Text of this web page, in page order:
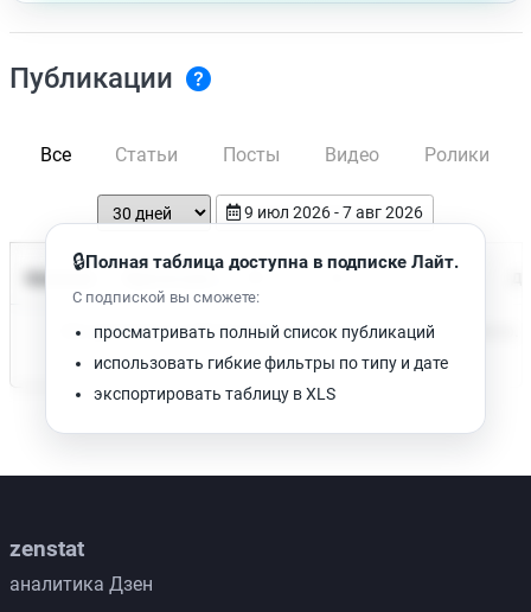
Публикации
Все Статьи Посты Видео Ролики
9 июл 2026 - 7 авг 2026
Время чтения
Нет доступных публикаций. Попробуйте изменить фильтр.
🔒Полная таблица доступна в подписке Лайт.
С подпиской вы сможете:
просматривать полный список публикаций
использовать гибкие фильтры по типу и дате
экспортировать таблицу в XLS
zenstat
аналитика Дзен